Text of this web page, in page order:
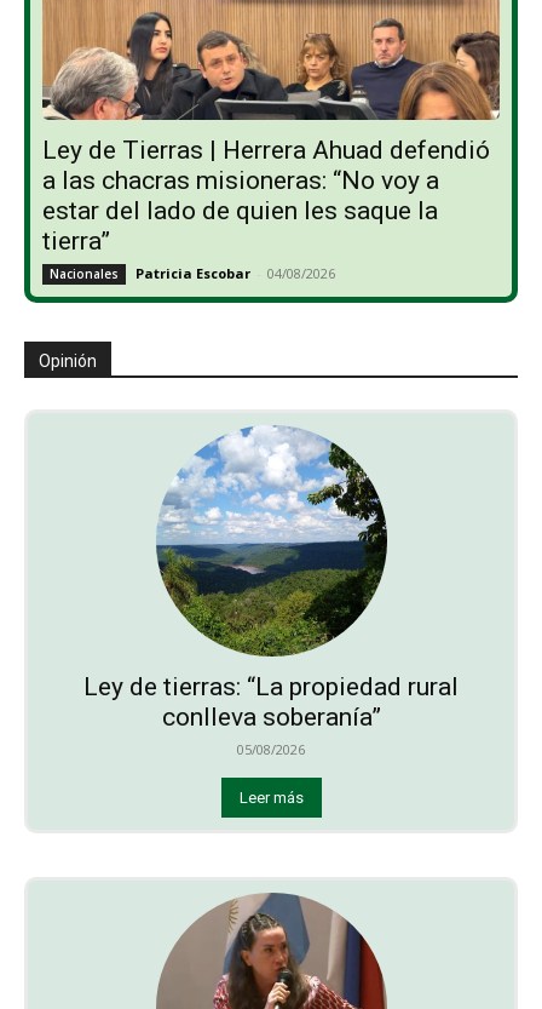
Ley de Tierras | Herrera Ahuad defendió
a las chacras misioneras: “No voy a
estar del lado de quien les saque la
tierra”
Nacionales Patricia Escobar - 04/08/2026
Opinión
Ley de tierras: “La propiedad rural
conlleva soberanía”
05/08/2026
Leer más